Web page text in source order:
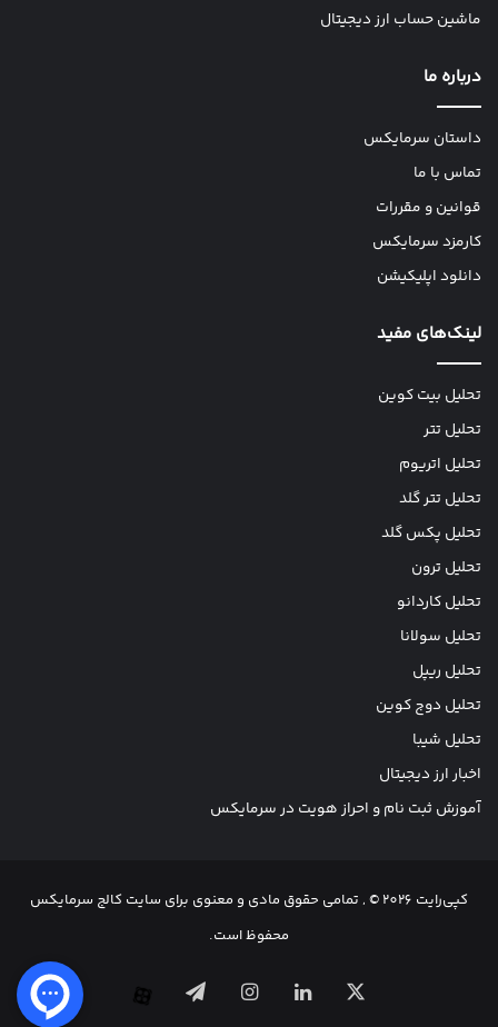
ماشین حساب ارز دیجیتال
درباره ما
داستان سرمایکس
تماس با ما
قوانین و مقررات
کارمزد سرمایکس
دانلود اپلیکیشن
لینک‌های مفید
تحلیل بیت کوین
تحلیل تتر
تحلیل اتریوم
تحلیل تتر گلد
تحلیل پکس گلد
تحلیل ترون
تحلیل کاردانو
تحلیل سولانا
تحلیل ریپل
تحلیل دوج کوین
تحلیل شیبا
اخبار ارز دیجیتال
آموزش ثبت نام و احراز هویت در سرمایکس
کپی‌رایت 2026 © , تمامی حقوق مادی و معنوی برای سایت کالج سرمایکس
محفوظ است.
لینکدیناینستاگرامتلگرام آپارات